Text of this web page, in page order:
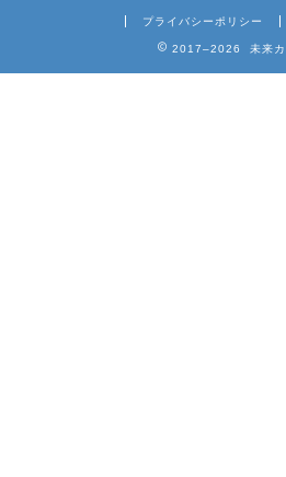
プライバシーポリシー
2017–2026 未来カ